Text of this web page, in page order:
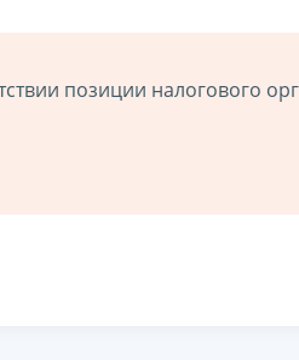
позиции налогового